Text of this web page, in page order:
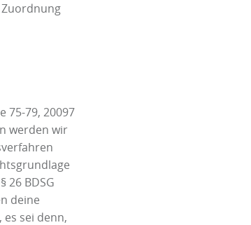
75-79, 20097
werden wir
26 BDSG
deine
sei denn,